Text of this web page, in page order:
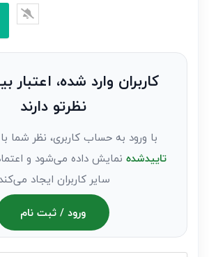
نظر
کاربران وارد شده، اعتبار
نظرتو دارند
با ورود به حساب کاربری، نظر شما
تاییدشده نمایش داده می‌شود و
سایر کاربران ایجاد
ورود / ثبت نام